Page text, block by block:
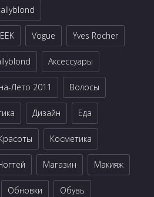
Vogue Yves Rocher
Аксессуары
Лето 2011 Волосы
Дизайн Еда
Косметика
Магазин Макияж
Обновки Обувь